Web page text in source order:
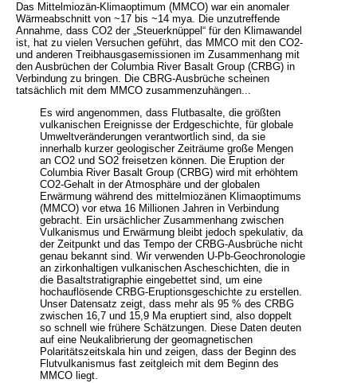
Das Mittelmiozän-Klimaoptimum (MMCO) war ein anomaler
Wärmeabschnitt von ~17 bis ~14 mya. Die unzutreffende
Annahme, dass CO2 der „Steuerknüppel“ für den Klimawandel
ist, hat zu vielen Versuchen geführt, das MMCO mit den CO2-
und anderen Treibhausgasemissionen im Zusammenhang mit
den Ausbrüchen der Columbia River Basalt Group (CRBG) in
Verbindung zu bringen. Die CBRG-Ausbrüche scheinen
tatsächlich mit dem MMCO zusammenzuhängen...
Es wird angenommen, dass Flutbasalte, die größten
vulkanischen Ereignisse der Erdgeschichte, für globale
Umweltveränderungen verantwortlich sind, da sie
innerhalb kurzer geologischer Zeiträume große Mengen
an CO2 und SO2 freisetzen können. Die Eruption der
Columbia River Basalt Group (CRBG) wird mit erhöhtem
CO2-Gehalt in der Atmosphäre und der globalen
Erwärmung während des mittelmiozänen Klimaoptimums
(MMCO) vor etwa 16 Millionen Jahren in Verbindung
gebracht. Ein ursächlicher Zusammenhang zwischen
Vulkanismus und Erwärmung bleibt jedoch spekulativ, da
der Zeitpunkt und das Tempo der CRBG-Ausbrüche nicht
genau bekannt sind. Wir verwenden U-Pb-Geochronologie
an zirkonhaltigen vulkanischen Ascheschichten, die in
die Basaltstratigraphie eingebettet sind, um eine
hochauflösende CRBG-Eruptionsgeschichte zu erstellen.
Unser Datensatz zeigt, dass mehr als 95 % des CRBG
zwischen 16,7 und 15,9 Ma eruptiert sind, also doppelt
so schnell wie frühere Schätzungen. Diese Daten deuten
auf eine Neukalibrierung der geomagnetischen
Polaritätszeitskala hin und zeigen, dass der Beginn des
Flutvulkanismus fast zeitgleich mit dem Beginn des
MMCO liegt.